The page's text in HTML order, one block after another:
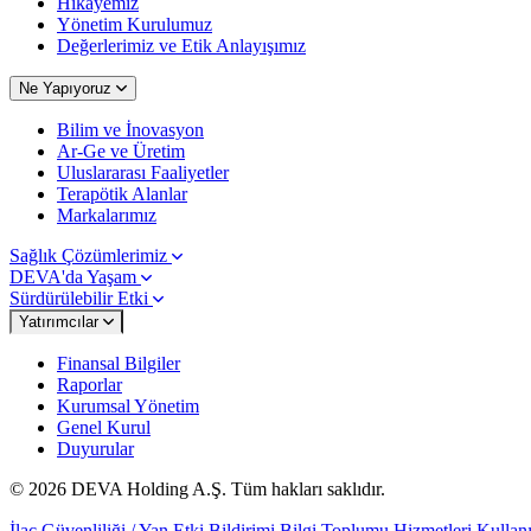
Yönetim Kurulumuz
Değerlerimiz ve Etik Anlayışımız
Ne Yapıyoruz
Bilim ve İnovasyon
Ar-Ge ve Üretim
Uluslararası Faaliyetler
Terapötik Alanlar
Markalarımız
Sağlık Çözümlerimiz
DEVA'da Yaşam
Sürdürülebilir Etki
Yatırımcılar
Finansal Bilgiler
Raporlar
Kurumsal Yönetim
Genel Kurul
Duyurular
© 2026 DEVA Holding A.Ş. Tüm hakları saklıdır.